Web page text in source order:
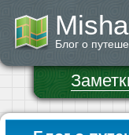
Блог о